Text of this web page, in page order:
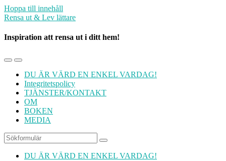
Hoppa till innehåll
Rensa ut & Lev lättare
Inspiration att rensa ut i ditt hem!
Slå
mobilmenyn
Slå
på/av
sökfältet
DU ÄR VÄRD EN ENKEL VARDAG!
Integritetspolicy
TJÄNSTER/KONTAKT
OM
BOKEN
MEDIA
Sök
DU ÄR VÄRD EN ENKEL VARDAG!